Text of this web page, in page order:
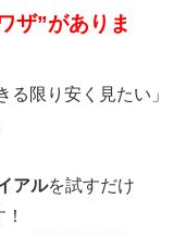
ザ”がありま
る限り安く見たい」
アルを試すだけ